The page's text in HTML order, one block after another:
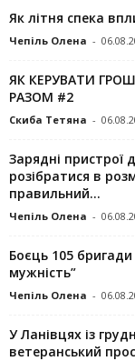
Як літня спека
Чепіль Олена -
ЯК КЕРУВАТИ
РАЗОМ #2
Скиба Тетяна -
Зарядні пристрої
розібратися в
правильний...
Чепіль Олена -
Боєць 105
мужність”
Чепіль Олена -
У Ланівцях із
ветеранський